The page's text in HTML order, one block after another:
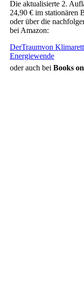
Die aktualisierte 2.
24,90 € im stationären
oder über die
bei Amazon:
oder auch bei Books